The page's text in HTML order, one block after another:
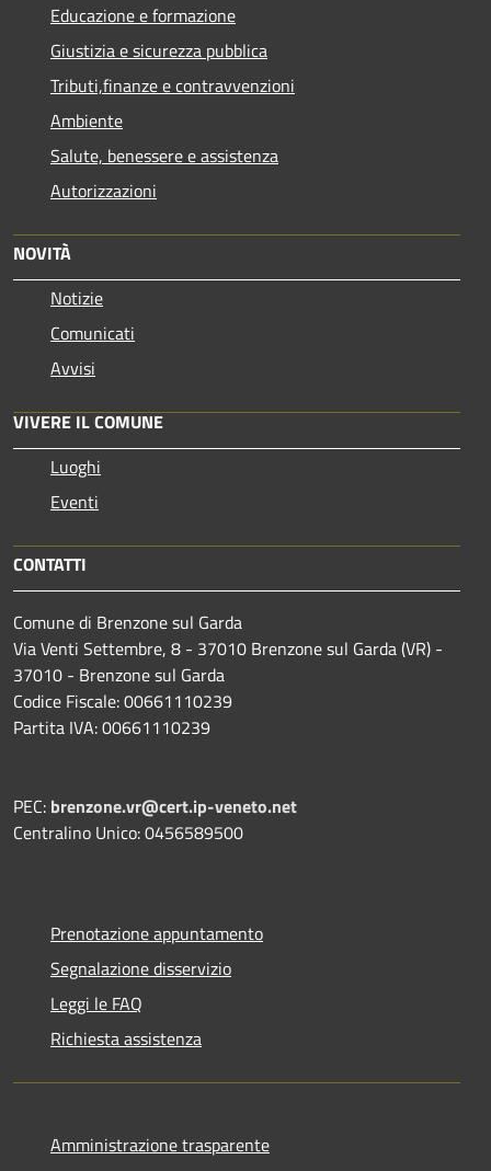
Educazione e formazione
Giustizia e sicurezza pubblica
Tributi,finanze e contravvenzioni
Ambiente
Salute, benessere e assistenza
Autorizzazioni
NOVITÀ
Notizie
Comunicati
Avvisi
VIVERE IL COMUNE
Luoghi
Eventi
CONTATTI
Comune di Brenzone sul Garda
Via Venti Settembre, 8 - 37010 Brenzone sul Garda (VR) -
37010 - Brenzone sul Garda
Codice Fiscale: 00661110239
Partita IVA: 00661110239
PEC: brenzone.vr@cert.ip-veneto.net
Centralino Unico: 0456589500
Prenotazione appuntamento
Segnalazione disservizio
Leggi le FAQ
Richiesta assistenza
Amministrazione trasparente